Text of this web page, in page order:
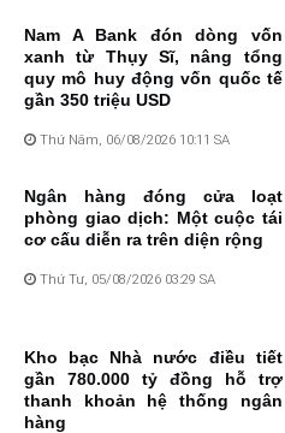
Nam A Bank đón dòng vốn
xanh từ Thụy Sĩ, nâng tổng
quy mô huy động vốn quốc tế
gần 350 triệu USD
Thứ Năm, 06/08/2026 10:11 SA
Ngân hàng đóng cửa loạt
phòng giao dịch: Một cuộc tái
cơ cấu diễn ra trên diện rộng
Thứ Tư, 05/08/2026 03:29 SA
Kho bạc Nhà nước điều tiết
gần 780.000 tỷ đồng hỗ trợ
thanh khoản hệ thống ngân
hàng